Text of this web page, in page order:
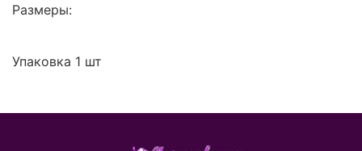
Размеры:
Упаковка 1 шт